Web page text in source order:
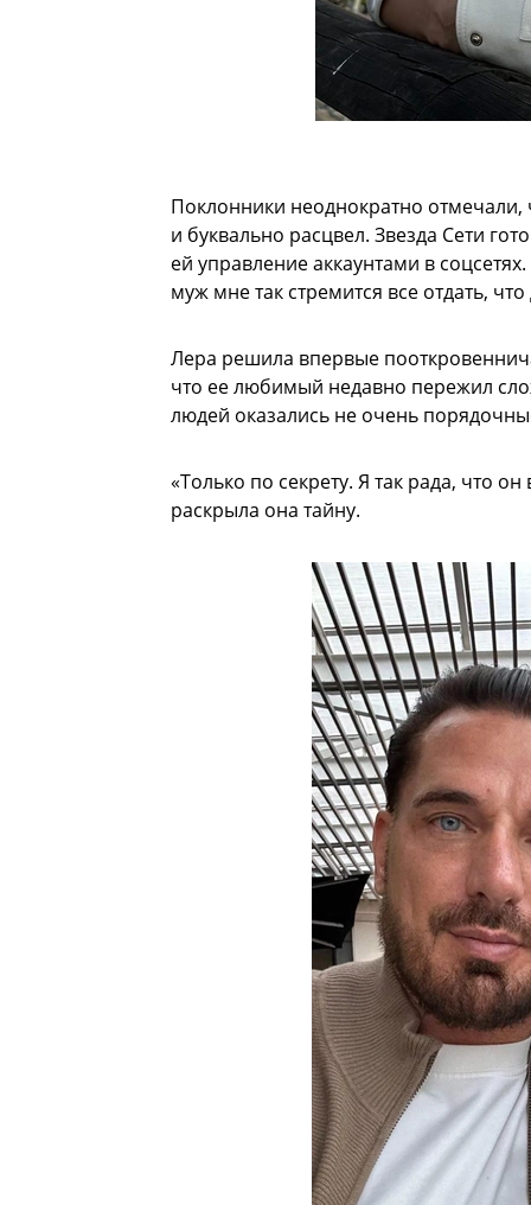
Поклонники неоднократно
и буквально расцвел. Звезда Сети
ей управление аккаунтами в
муж мне так стремится все отдать,
Лера решила впервые
что ее любимый недавно пережил
людей оказались не очень
«Только по секрету. Я так рада, что
раскрыла она тайну.